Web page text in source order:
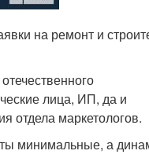
на ремонт и
лица, ИП, да и
отдела маркетологов.
минимальные, а